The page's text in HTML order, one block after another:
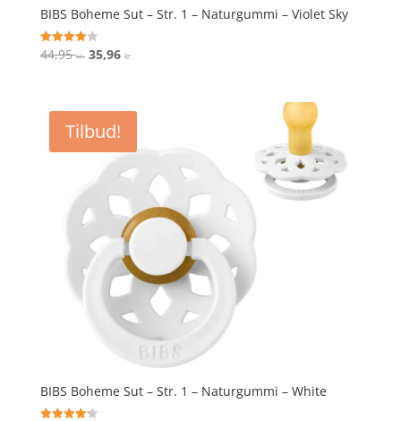
BIBS Boheme Sut – Str. 1 – Naturgummi – Violet Sky
Vurderet
4
44,95kr. Den
var:
44,95 kr..
35,96 kr.
er:
Tilbud!
BIBS Boheme Sut – Str. 1 – Naturgummi – White